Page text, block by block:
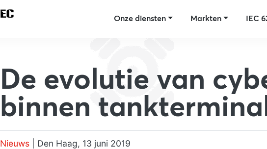
Onze diensten Markten IEC
De evolutie van
binnen
Nieuws| Den Haag, 13 juni 2019